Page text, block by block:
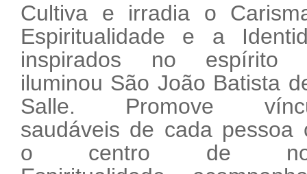
Cultiva e irradia o
Espiritualidade e a
inspirados no espírito
iluminou São João Batista
Salle. Promove
saudáveis de cada pessoa
o centro de